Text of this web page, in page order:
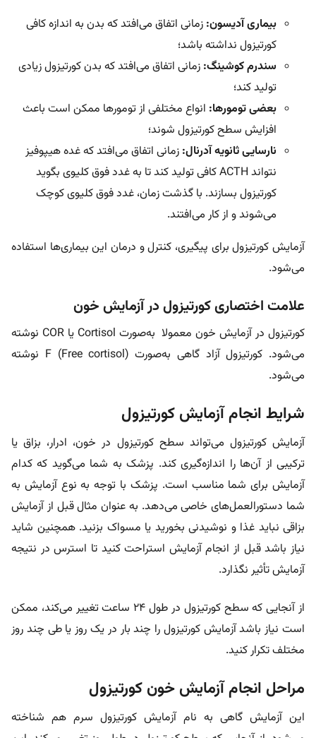
بیماری آدیسون: زمانی اتفاق می‌افتد که بدن به اندازه کافی
کورتیزول نداشته باشد؛
سندرم کوشینگ: زمانی اتفاق می‌افتد که بدن کورتیزول زیادی
تولید کند؛
بعضی تومورها: انواع مختلفی از تومورها ممکن است باعث
افزایش سطح کورتیزول شوند؛
نارسایی ثانویه آدرنال: زمانی اتفاق می‌افتد که غده هیپوفیز
نتواند ACTH کافی تولید کند تا به غدد فوق کلیوی بگوید
کورتیزول بسازند. با گذشت زمان، غدد فوق کلیوی کوچک
می‌شوند و از کار می‌افتند.
آزمایش کورتیزول برای پیگیری، کنترل و درمان این بیماری‌ها استفاده
می‌شود.
علامت اختصاری کورتیزول در آزمایش خون
کورتیزول در آزمایش خون معمولا به‌صورت Cortisol یا COR نوشته
می‌شود. کورتیزول آزاد گاهی به‌صورت F (Free cortisol) نوشته
می‌شود.
شرایط انجام آزمایش کورتیزول
آزمایش کورتیزول می‌تواند سطح کورتیزول در خون، ادرار، بزاق یا
ترکیبی از آن‌ها را اندازه‌گیری کند. پزشک به شما می‌گوید که کدام
آزمایش برای شما مناسب است. پزشک با توجه به نوع آزمایش به
شما دستورالعمل‌های خاصی می‌دهد. به عنوان مثال قبل از آزمایش
بزاقی نباید غذا و نوشیدنی بخورید یا مسواک بزنید. همچنین شاید
نیاز باشد قبل از انجام آزمایش استراحت کنید تا استرس در نتیجه
آزمایش تأثیر نگذارد.
از آنجایی که سطح کورتیزول در طول ۲۴ ساعت تغییر می‌کند، ممکن
است نیاز باشد آزمایش کورتیزول را چند بار در یک روز یا طی چند روز
مختلف تکرار کنید.
مراحل انجام آزمایش خون کورتیزول
این آزمایش گاهی به نام آزمایش کورتیزول سرم هم شناخته